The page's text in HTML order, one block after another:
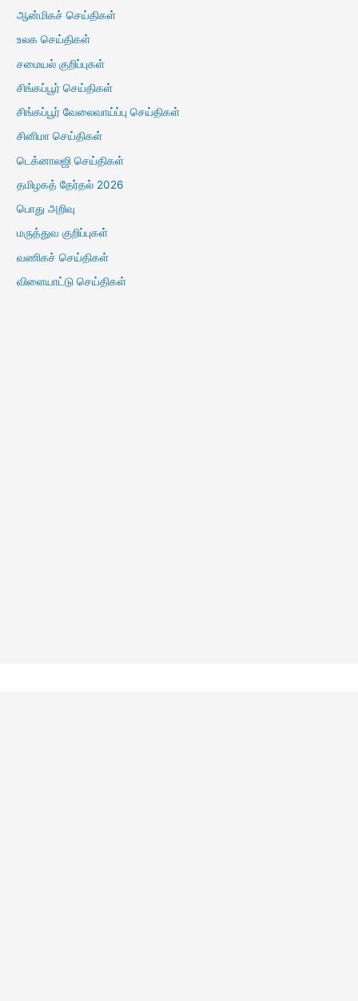
ஆன்மிகச் செய்திகள்
உலக செய்திகள்
சமையல் குறிப்புகள்
சிங்கப்பூர் செய்திகள்
சிங்கப்பூர் வேலைவாய்ப்பு செய்திகள்
சினிமா செய்திகள்
டெக்னாலஜி செய்திகள்
தமிழகத் தேர்தல் 2026
பொது அறிவு
மருத்துவ குறிப்புகள்
வணிகச் செய்திகள்
விளையாட்டு செய்திகள்